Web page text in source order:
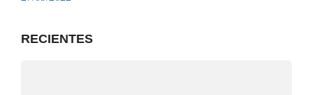
RECIENTES